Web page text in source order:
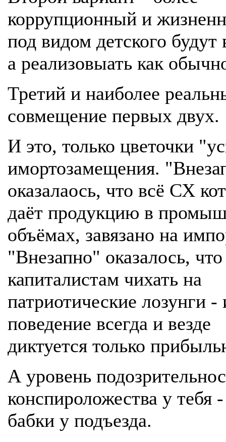
коррупционный и
под видом детского будут
а реализовыать как
Третий и наиболее
совмещение первых двух.
И это, только цветочки
имортозамещения.
оказалаось, что всё СХ
даёт продукцию в
объёмах, завязано на
"Внезапно" оказалось, что
капиталистам чихать на
патриотические лозунги -
поведение всегда и везде
диктуется только
А уровень
конспироложества у тебя
бабки у подъезда.